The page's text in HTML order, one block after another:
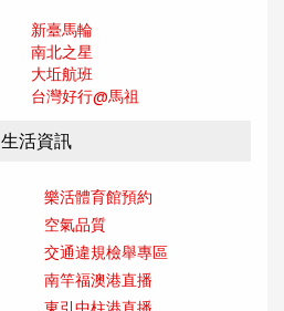
新臺馬輪
南北之星
大坵航班
台灣好行@馬祖
生活資訊
樂活體育館預約
空氣品質
交通違規檢舉專區
南竿福澳港直播